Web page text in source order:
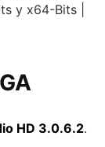
y x64-Bits |
HD 3.0.6.2.